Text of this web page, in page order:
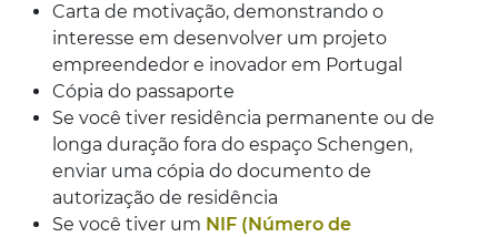
Carta de motivação, demonstrando o
interesse em desenvolver um projeto
empreendedor e inovador em Portugal
Cópia do passaporte
Se você tiver residência permanente ou de
longa duração fora do espaço Schengen,
enviar uma cópia do documento de
autorização de residência
Se você tiver um NIF (Número de